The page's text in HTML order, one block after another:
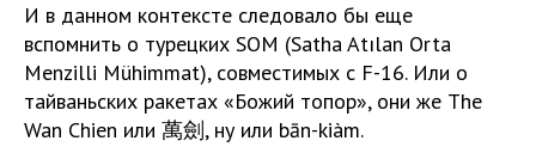
И в данном контексте следовало бы еще
вспомнить о турецких SOM (Satha Atılan Orta
Menzilli Mühimmat), совместимых с F-16. Или о
тайваньских ракетах «Божий топор», они же The
Wan Chien или 萬劍, ну или bān-kiàm.